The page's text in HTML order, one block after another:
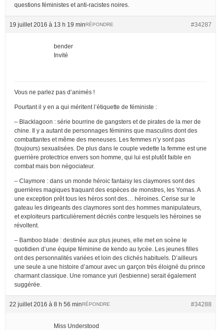
questions féministes et anti-racistes noires.
19 juillet 2016 à 13 h 19 min #34287
RÉPONDRE
bender
Invité
Vous ne parlez pas d’animés !
Pourtant il y en a qui méritent l’étiquette de féministe :
– Blacklagoon : série bourrine de gangsters et de pirates de la mer de
chine. Il y a autant de personnages féminins que masculins dont des
combattantes et même des meneuses. Les femmes n’y sont pas
(toujours) sexualisées. De plus dans le couple vedette la femme est une
guerrière protectrice envers son homme, qui lui est plutôt faible en
combat mais bon négociateur.
– Claymore : dans un monde héroic fantaisy les claymores sont des
guerrières magiques traquant des espèces de monstres, les Yomas. A
une exception prêt tous les héros sont des… héroines. Cerise sur le
gateau les dirigeants des claymores sont des hommes manipulateurs,
et exploiteurs particulièrement décriés contre lesquels les héroines se
révoltent.
– Bamboo blade : destinée aux plus jeunes, elle met en scène le
quotidien d’une équipe féminine de kendo au lycée. Les jeunes filles
ont des personnalités variées et loin des clichés habituels. D’ailleurs
une seule a une histoire d’amour avec un garçon très éloigné du prince
charmant classique. Une romance yuri (lesbienne) serait également
suggérée.
22 juillet 2016 à 8 h 56 min #34288
RÉPONDRE
Miss Understood